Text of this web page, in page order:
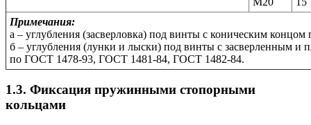
Примечания:
а – углубления (засверловка) под винты с коническим
б – углубления (лунки и лыски) под винты с засверленным и
по ГОСТ 1478-93, ГОСТ 1481-84, ГОСТ 1482-84.
1.3. Фиксация пружинными стопорными
кольцами